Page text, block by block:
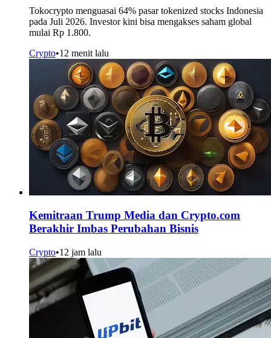
Tokocrypto menguasai 64% pasar tokenized stocks Indonesia
pada Juli 2026. Investor kini bisa mengakses saham global
mulai Rp 1.800.
Crypto•12 menit lalu
Kemitraan Trump Media dan Crypto.com
Berakhir Imbas Perubahan Bisnis
Crypto•12 jam lalu